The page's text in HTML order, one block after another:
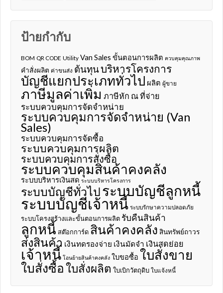
ป้ายกำกับ
BOM QR CODE Utility Van Sales ขั้นตอนการผลิต ควบคุมคุณภาพ
คำสั่งผลิต ค่าขนส่ง ต้นทุนบริหารโครงการ
บัญชีแยกประเภททั่วไป ผลิต ผู้ขาย
ภาษีมูลค่าเพิ่ม ภาษีหัก ณ ที่จ่าย
ระบบควบคุมการจัดจำหน่าย
ระบบควบคุมการจัดจำหน่าย (Van
Sales)
ระบบควบคุมการจัดซื้อ
ระบบควบคุมการผลิต
ระบบควบคุมการสั่งซื้อ
ระบบควบคุมสินค้าคงคลัง
ระบบบริหารเงินสด ระบบบริหารโครงการ
ระบบบัญชีทั่วไประบบบัญชีลูกหนี้
ระบบบัญชีเจ้าหนี้ ระบบรักษาความปลอดภัย
ระบบโครงสร้างและขั้นตอนการผลิต รับคืนสินค้า
ลูกหนี้ สต๊อกการ์ด สินค้าคงคลัง สินทรัพย์ถาวร
ส่งสินค้า เงินทดรองจ่าย เงินมัดจำ เงินสดย่อย
เจ้าหนี้ โอนย้ายสินค้าคงคลัง ใบขอซื้อ ใบสั่งขาย
ใบสั่งซื้อใบสั่งผลิต ใบเบิกวัตถุดิบ ใบแจ้งหนี้